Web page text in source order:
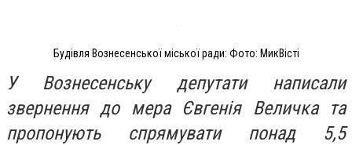
Будівля Вознесенської міської ради: Фото: МикВісті
У Вознесенську депутати написали
звернення до мера Євгенія Величка та
пропонують спрямувати понад 5,5